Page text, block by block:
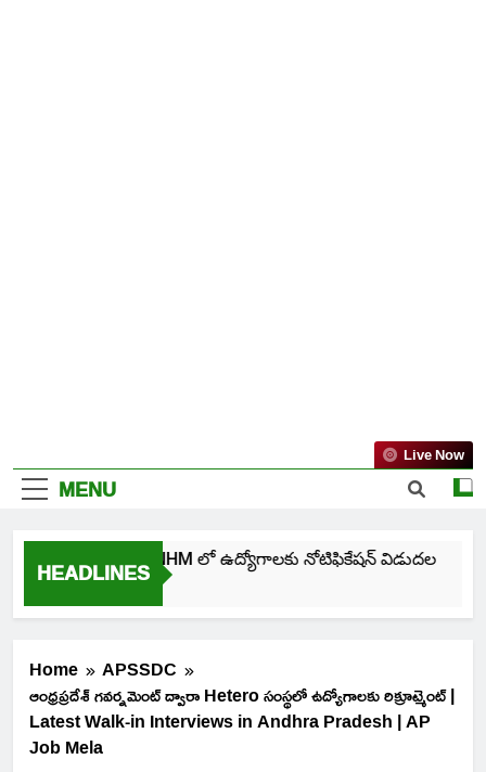
MENU
Live Now
HEADLINES
తెలంగాణ NHM లో ఉద్యోగాలకు నోటిఫికేషన్ విడుదల
Home
APSSDC
ఆంధ్రప్రదేశ్ గవర్నమెంట్ ద్వారా Hetero సంస్థలో ఉద్యోగాలకు రిక్రూట్మెంట్ |
Latest Walk-in Interviews in Andhra Pradesh | AP
Job Mela